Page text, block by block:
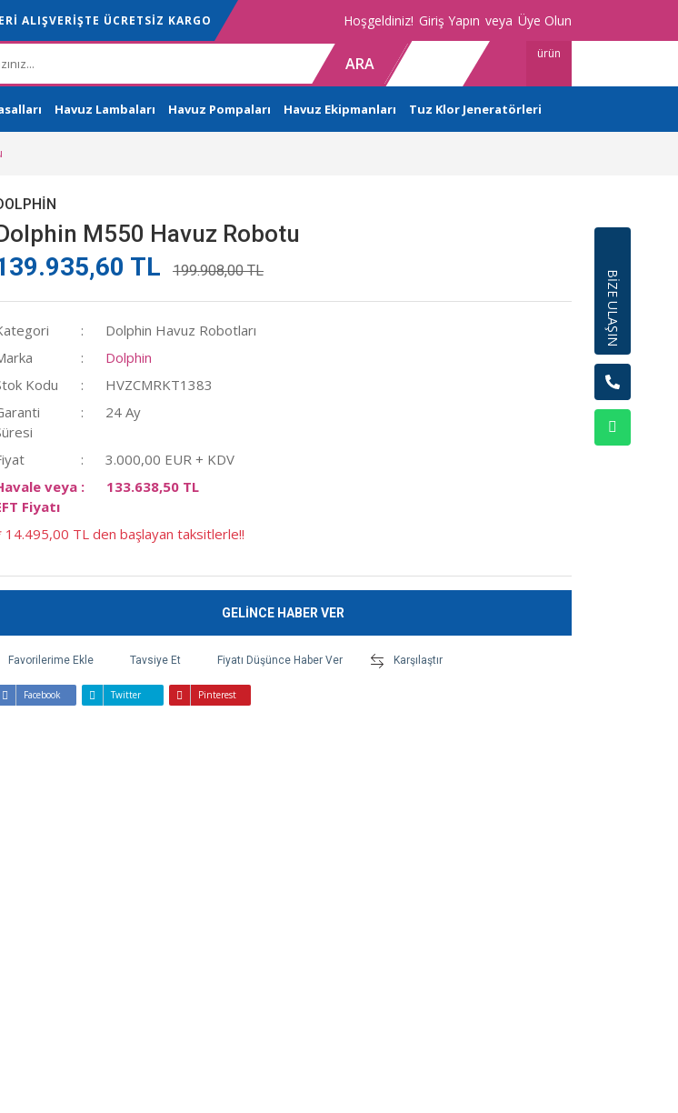
ALIŞVERİŞTE ÜCRETSİZ KARGO Hoşgeldiniz! Giriş Yapın veya Üye Olun
ARA
ürün
Havuz Lambaları Havuz Pompaları Havuz Ekipmanları Tuz Klor Jeneratörleri
M550 Havuz Robotu
TL 199.908,00 TL
Dolphin Havuz Robotları
Dolphin
Kodu
HVZCMRKT1383
24 Ay
3.000,00 EUR + KDV
veya
Fiyatı
133.638,50 TL
14.495,00 TL den başlayan taksitlerle!!
GELİNCE HABER VER
Tavsiye Et Fiyatı Düşünce Haber Ver Karşılaştır
Facebook Twitter Pinterest
BİZE ULAŞIN